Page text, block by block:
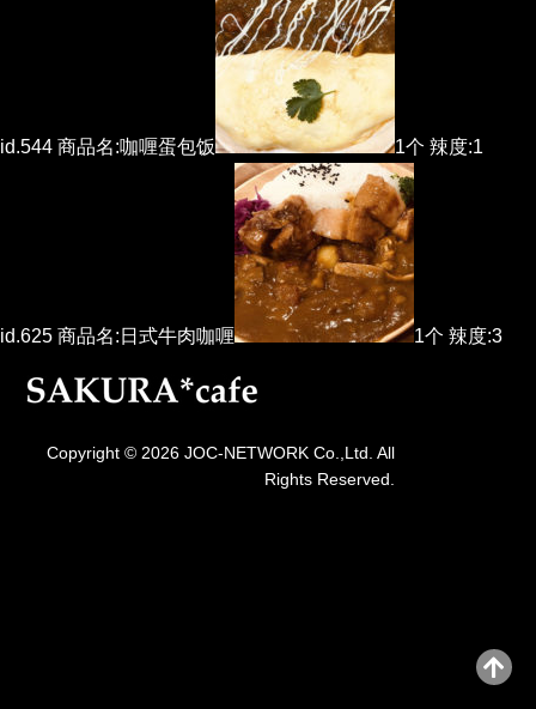
id.544 商品名:咖喱蛋包饭 1个 辣度:1
id.625 商品名:日式牛肉咖喱 1个 辣度:3
Copyright © 2026 JOC-NETWORK Co.,Ltd. All
Rights Reserved.